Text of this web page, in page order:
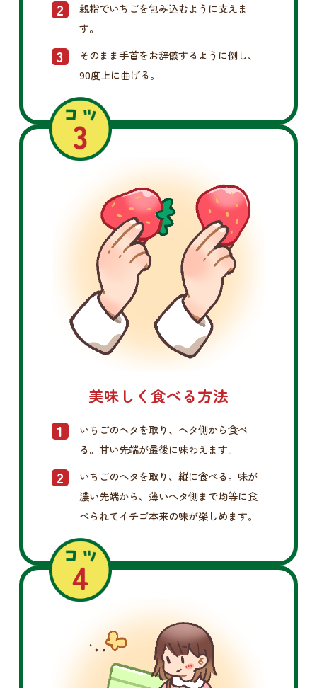
親指でいちごを包み込むように支えま
す。
そのまま手首をお辞儀するように倒し、
90度上に曲げる。
美味しく食べる方法
いちごのヘタを取り、ヘタ側から食べ
る。甘い先端が最後に味わえます。
いちごのヘタを取り、縦に食べる。味が
濃い先端から、薄いヘタ側まで均等に食
べられてイチゴ本来の味が楽しめます。